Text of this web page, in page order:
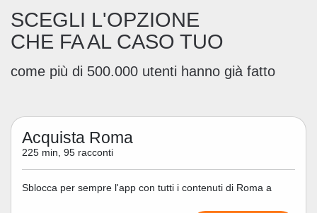
SCEGLI L'OPZIONE
CHE FA AL CASO TUO
come più di 500.000 utenti hanno già fatto
Acquista Roma
225 min, 95 racconti
Sblocca per sempre l'app con tutti i contenuti di Roma a